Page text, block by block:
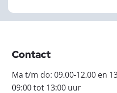
Contact
Ma t/m do: 09.00-12.00 en
09:00 tot 13:00 uur